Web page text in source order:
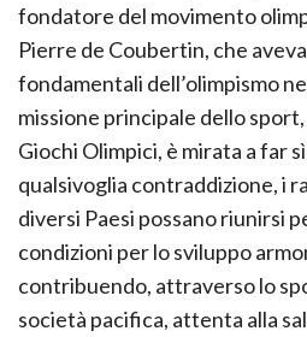
fondatore del movimento
Pierre de Coubertin, che
fondamentali dell’olimpismo
missione principale dello
Giochi Olimpici, è mirata a far
qualsivoglia contraddizione, i
diversi Paesi possano riunirsi
condizioni per lo sviluppo
contribuendo, attraverso lo
società pacifica, attenta alla